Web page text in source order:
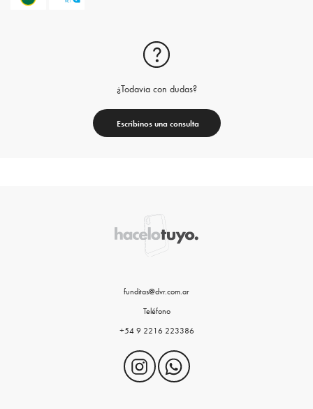
¿Todavia con dudas?
Escribinos una consulta
funditas@dvr.com.ar
Teléfono
+54 9 2216 223386